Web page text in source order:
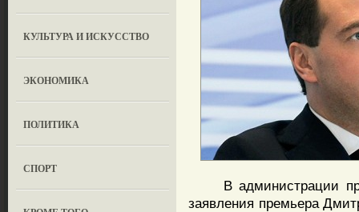
КУЛЬТУРА И ИСКУССТВО
ЭКОНОМИКА
ПОЛИТИКА
СПОРТ
В администрации
заявления премьера